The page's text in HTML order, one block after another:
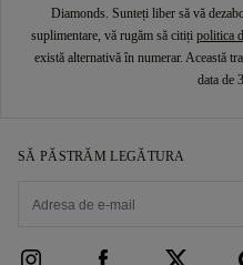
Diamonds. Sunteți liber să vă
suplimentare, vă rugăm să citiți politica
există alternativă în numerar. Această
data de
SĂ PĂSTRĂM LEGĂTURA